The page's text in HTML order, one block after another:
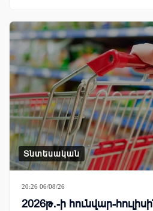
Տնտեսական
20:26 06/08/26
2026թ․-ի հունվար-